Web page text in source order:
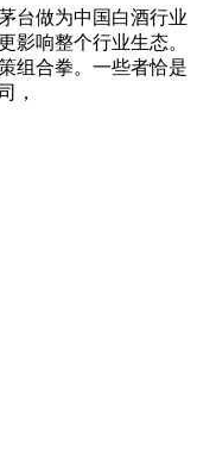
台做为中国白酒行业
影响整个行业生态。
组合拳。一些者恰是
，